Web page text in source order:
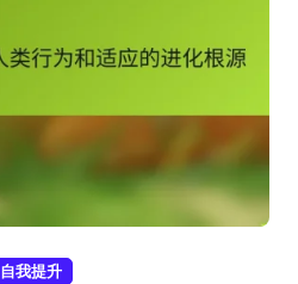
自我提升